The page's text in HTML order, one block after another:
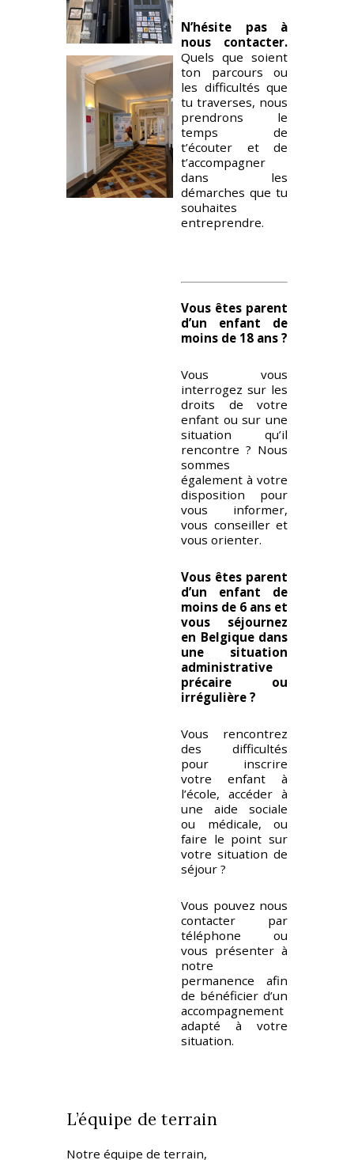
VENDREDI
9h – 12h30
13h-17h
13h-17h
N’hésite pas à
nous contacter.
Quels que soient
ton parcours ou
les difficultés que
tu traverses, nous
prendrons le
temps de
t’écouter et de
t’accompagner
dans les
démarches que tu
souhaites
entreprendre.
Vous êtes parent
d’un enfant de
moins de 18 ans ?
Vous vous
interrogez sur les
droits de votre
enfant ou sur une
situation qu’il
rencontre ? Nous
sommes
également à votre
disposition pour
vous informer,
vous conseiller et
vous orienter.
Vous êtes parent
d’un enfant de
moins de 6 ans et
vous séjournez
en Belgique dans
une situation
administrative
précaire ou
irrégulière ?
Vous rencontrez
des difficultés
pour inscrire
votre enfant à
l’école, accéder à
une aide sociale
ou médicale, ou
faire le point sur
votre situation de
séjour ?
Vous pouvez nous
contacter par
téléphone ou
vous présenter à
notre
permanence afin
de bénéficier d’un
accompagnement
adapté à votre
situation.
L’équipe de terrain
Notre équipe de terrain,